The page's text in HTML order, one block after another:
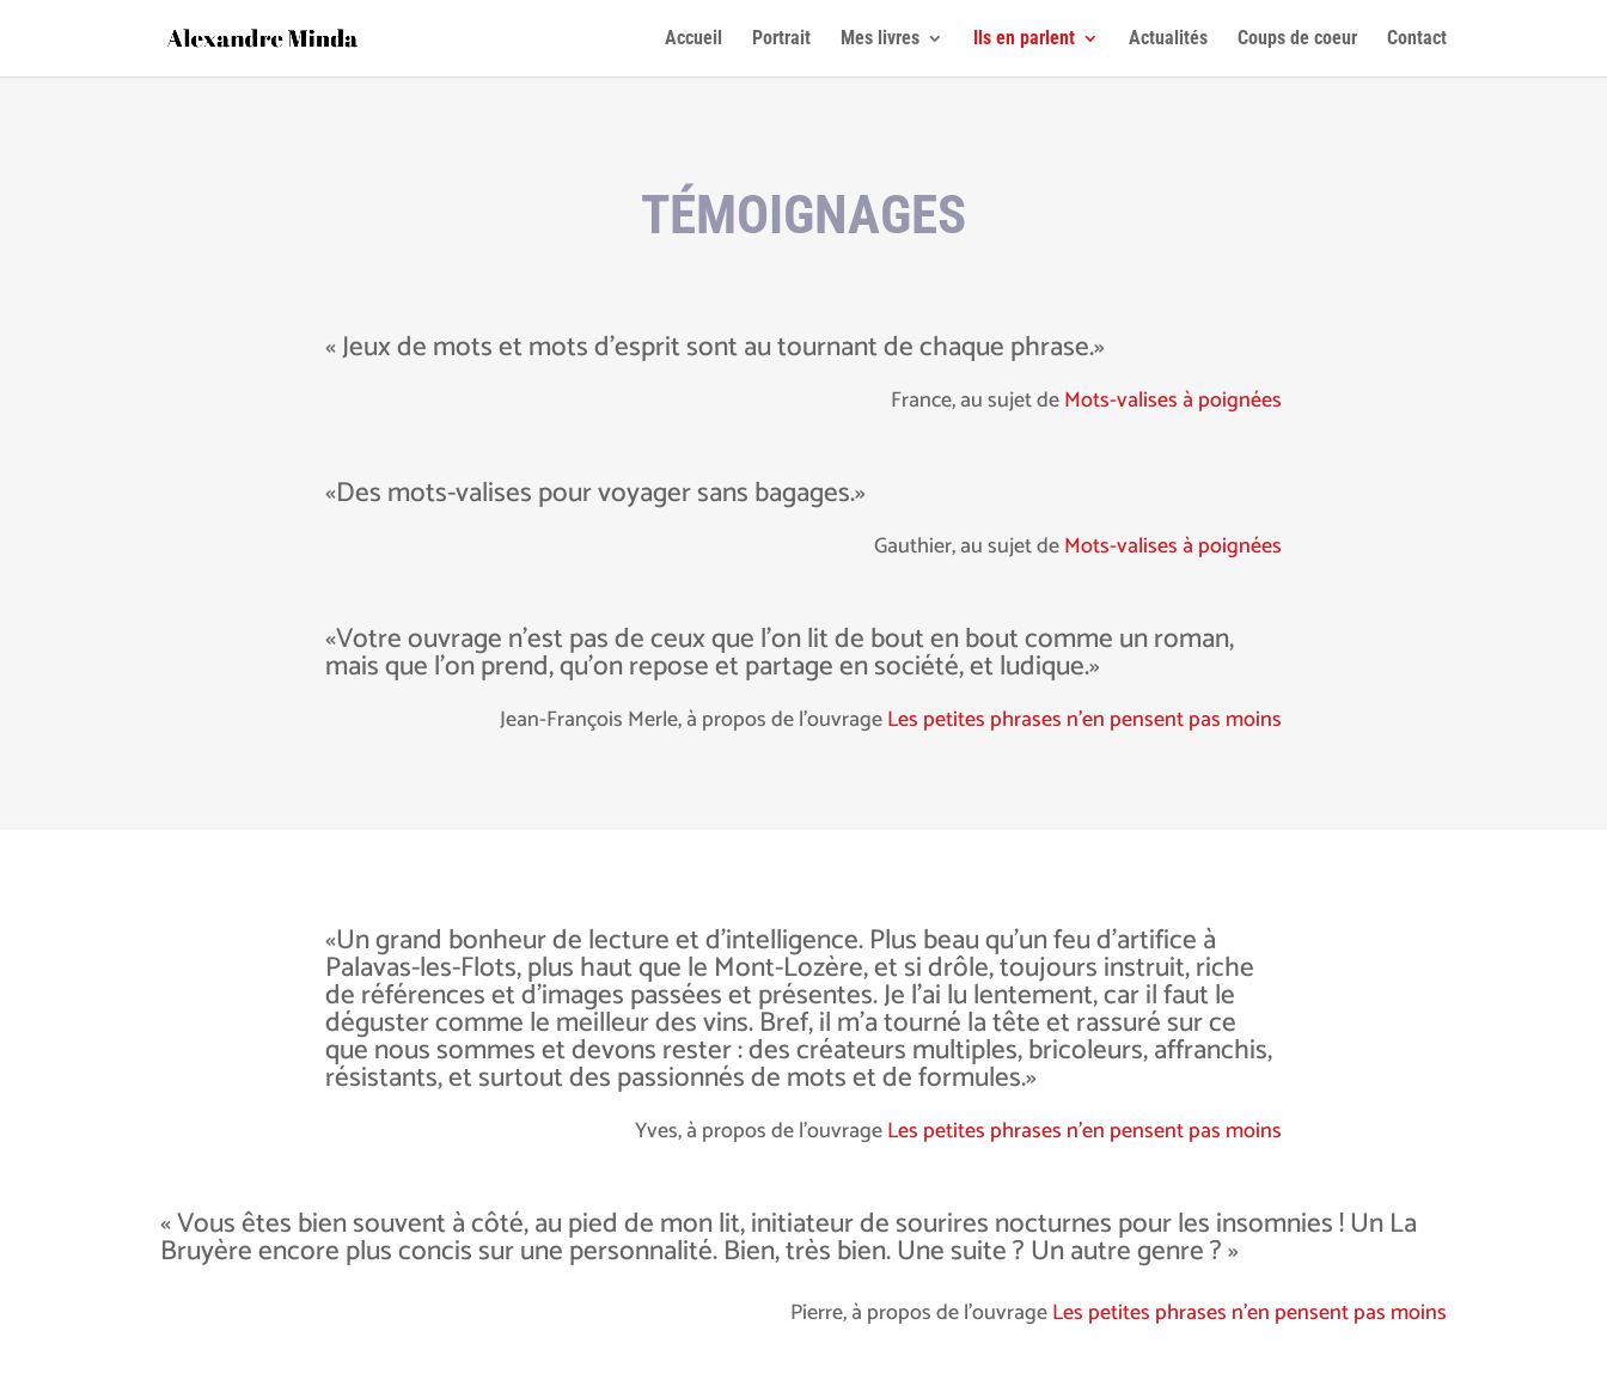
Accueil Portrait Mes livres Ils en parlent Actualités Coups de coeur Contact
TÉMOIGNAGES
« Jeux de mots et mots d’esprit sont au tournant de chaque phrase.»
France, au sujet deMots-valises à poignées
«Des mots-valises pour voyager sans bagages.»
Gauthier, au sujet deMots-valises à poignées
«Votre ouvrage n’est pas de ceux que l’on lit de bout en bout comme un roman,
mais que l’onprend, qu’on repose et partage en société, et ludique.»
Jean-François Merle, à propos de l’ouvrageLes petites phrases n’en pensent pas moins
«Un grand bonheur de lecture et d’intelligence. Plus beau qu’un feu d’artifice à
Palavas-les-Flots, plus haut que le Mont-Lozère, et si drôle, toujours instruit, riche
de références etd’images passées et présentes. Je l’ai lu lentement, car il faut le
déguster comme le meilleur desvins. Bref, il m’a tourné la tête et rassuré sur ce
que nous sommes et devons rester : descréateurs multiples, bricoleurs, affranchis,
résistants, et surtout des passionnés de mots et deformules.»
Yves, à propos de l’ouvrageLes petites phrases n’en pensent pas moins
« Vous êtes bien souvent à côté, au pied de mon lit, initiateur de sourires nocturnes pour les insomnies ! Un La
Bruyère encore plus concis sur une personnalité. Bien, très bien. Une suite ? Un autre genre ? »
Pierre, à propos de l’ouvrageLes petites phrases n’en pensent pas moins